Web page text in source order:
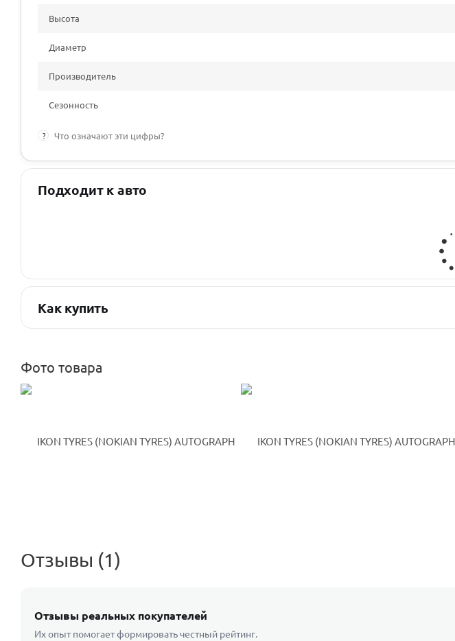
Высота
Диаметр
Производитель
Сезонность
? Что означают эти цифры?
Подходит к авто
Как купить
Фото товара
Отзывы (1)
Отзывы реальных покупателей
Их опыт помогает формировать честный рейтинг.